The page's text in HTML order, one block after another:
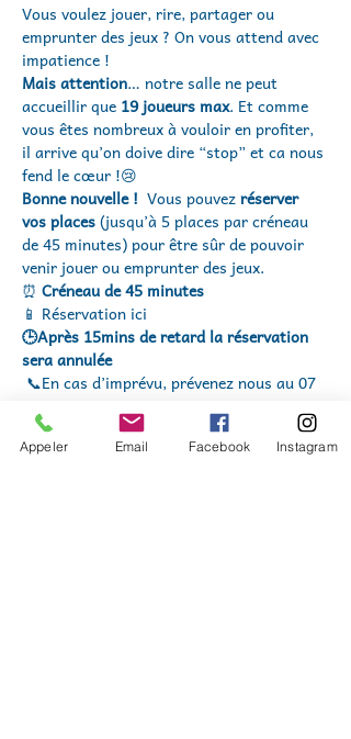
Vous voulez jouer, rire, partager ou
emprunter des jeux ? On vous attend avec
impatience !
Mais attention… notre salle ne peut
accueillir que 19 joueurs max. Et comme
vous êtes nombreux à vouloir en profiter,
il arrive qu’on doive dire “stop” et ca nous
fend le cœur !😢
Bonne nouvelle ! Vous pouvez réserver
vos places (jusqu’à 5 places par créneau
de 45 minutes) pour être sûr de pouvoir
venir jouer ou emprunter des jeux.
⏰ Créneau de 45 minutes
📱 Réservation ici
🕒Après 15mins de retard la réservation
sera annulée
📞En cas d’imprévu, prévenez nous au 07
🐰 Et si vous posez un lapin… votre famille
sera temporairement mise en pause dans
Appeler Email Facebook Instagram